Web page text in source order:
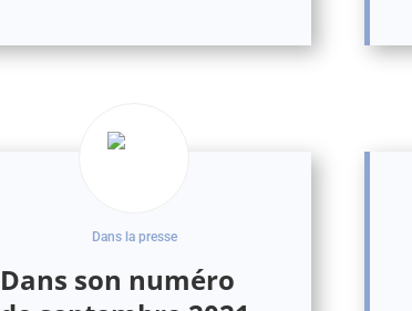
Dans son numéro
Dans la presse